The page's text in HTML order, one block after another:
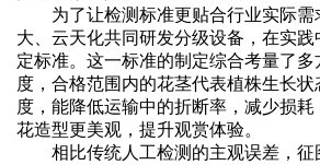
为了让检测标准更贴合行业实际
大、云天化共同研发分级设备，在实践
定标准。这一标准的制定综合考量了
度，合格范围内的花茎代表植株生长状
度，能降低运输中的折断率，减少损
花造型更美观，提升观赏体验。
相比传统人工检测的主观误差，